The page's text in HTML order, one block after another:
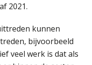
2021.
kunnen
bijvoorbeeld
veel werk is dat als